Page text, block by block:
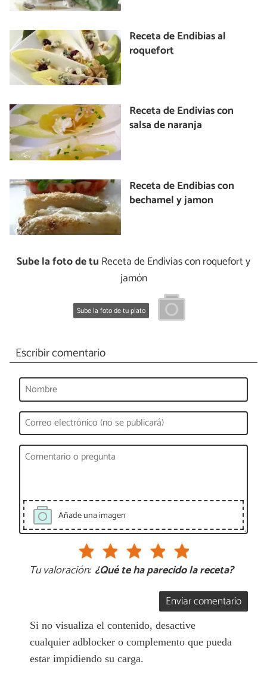
Receta de Endibias al
roquefort
Receta de Endivias con
salsa de naranja
Receta de Endibias con
bechamel y jamon
Sube la foto de tu Receta de Endivias con roquefort y
jamón
Sube la foto de tu plato
Escribir comentario
Añade una imagen
Tu valoración: ¿Qué te ha parecido la receta?
Enviar comentario
Si no visualiza el contenido, desactive
cualquier adblocker o complemento que pueda
estar impidiendo su carga.